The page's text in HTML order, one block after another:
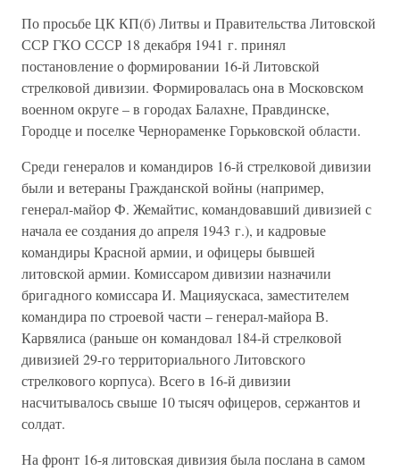
По просьбе ЦК КП(б) Литвы и Правительства Литовской
ССР ГКО СССР 18 декабря 1941 г. принял
постановление о формировании 16-й Литовской
стрелковой дивизии. Формировалась она в Московском
военном округе – в городах Балахне, Правдинске,
Городце и поселке Чернораменке Горьковской области.
Среди генералов и командиров 16-й стрелковой дивизии
были и ветераны Гражданской войны (например,
генерал-майор Ф. Жемайтис, командовавший дивизией с
начала ее создания до апреля 1943 г.), и кадровые
командиры Красной армии, и офицеры бывшей
литовской армии. Комиссаром дивизии назначили
бригадного комиссара И. Мацияускаса, заместителем
командира по строевой части – генерал-майора В.
Карвялиса (раньше он командовал 184-й стрелковой
дивизией 29-го территориального Литовского
стрелкового корпуса). Всего в 16-й дивизии
насчитывалось свыше 10 тысяч офицеров, сержантов и
солдат.
На фронт 16-я литовская дивизия была послана в самом